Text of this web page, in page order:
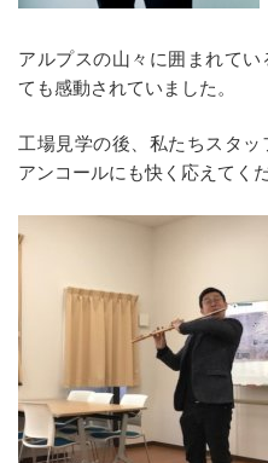
アルプスの山々に囲まれて
ても感動されていました。
工場見学の後、私たちスタッ
アンコールにも快く応えてく